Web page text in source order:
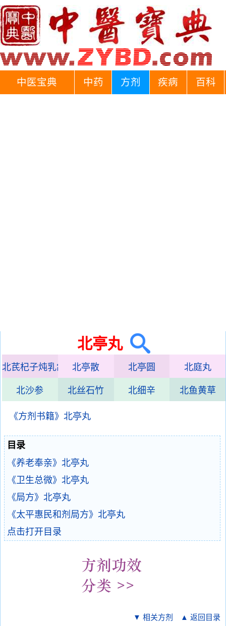
中医宝典 中药 方剂 疾病 百科
北亭丸
北芪杞子炖乳鸽 北亭散 北亭圆 北庭丸
北沙参 北丝石竹 北细辛 北鱼黄草
《方剂书籍》北亭丸
目录
《养老奉亲》北亭丸
《卫生总微》北亭丸
《局方》北亭丸
《太平惠民和剂局方》北亭丸
点击打开目录
▼ 相关方剂 ▲ 返回目录